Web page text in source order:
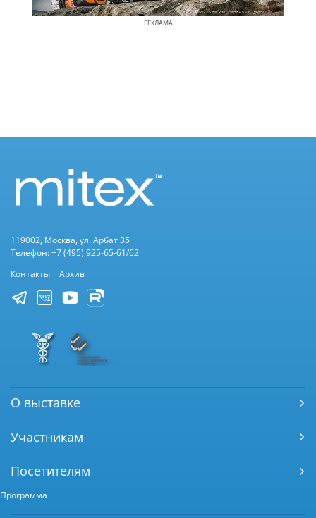
РЕКЛАМА
119002, Москва, ул. Арбат 35
Телефон: +7 (495) 925-65-61/62
Контакты
Архив
О выставке
Участникам
Посетителям
Программа